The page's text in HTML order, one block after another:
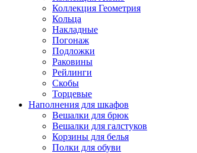
Коллекция Геометрия
Кольца
Накладные
Погонаж
Подложки
Раковины
Рейлинги
Скобы
Торцевые
Наполнения для шкафов
Вешалки для брюк
Вешалки для галстуков
Корзины для белья
Полки для обуви